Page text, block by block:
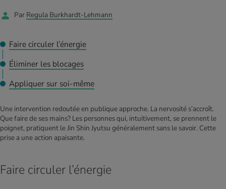
Calculateur d’IMC
Calculez votre besoin en calories
ACTUELS DANS LE DOMAINE MOUVEMENT
Calculer la consommation de calories
de relaxation
ACTUELS DANS LE DOMAINE RELAXATION
Travail et santé
spécialisée
des femmes
Réduire la tension artérielle
Douleurs nerveuses
Par Regula Burkhardt-Lehmann
Faire circuler l’énergie
Éliminer les blocages
Appliquer sur soi-même
Une intervention redoutée en publique approche. La nervosité s’accroît.
Que faire de ses mains? Les personnes qui, intuitivement, se prennent le
poignet, pratiquent le Jin Shin Jyutsu généralement sans le savoir. Cette
prise a une action apaisante.
Faire circuler l’énergie